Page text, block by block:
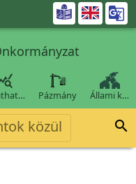

Pázmány Állami k…
közül 